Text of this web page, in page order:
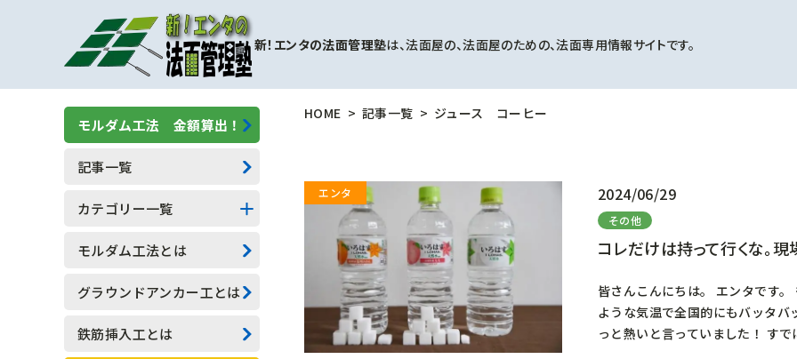
新！エンタの法面管理塾は、法面屋の、法面屋のための、法面専用情報サイトです。
HOME 記事一覧 ジュース コーヒー
2024/06/29
その他
コレだけは持って行くな。現
皆さんこんにちは。 エンタです
ような気温で全国的にもバッタバ
っと熱いと言っていました！ す
モルダム工法 金額算出！
記事一覧
カテゴリー一覧
擁壁補強工事
モルダム工
一般人向け(他業種)
モルダム工法とは
グラウンドアンカー工とは
鉄筋挿入工とは